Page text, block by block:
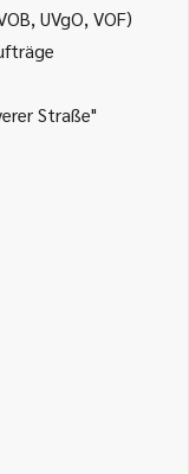
UVgO, VOF)
Straße"